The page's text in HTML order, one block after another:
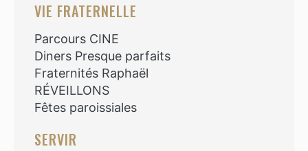
VIE FRATERNELLE
Parcours CINE
Diners Presque parfaits
Fraternités Raphaël
RÉVEILLONS
Fêtes paroissiales
SERVIR